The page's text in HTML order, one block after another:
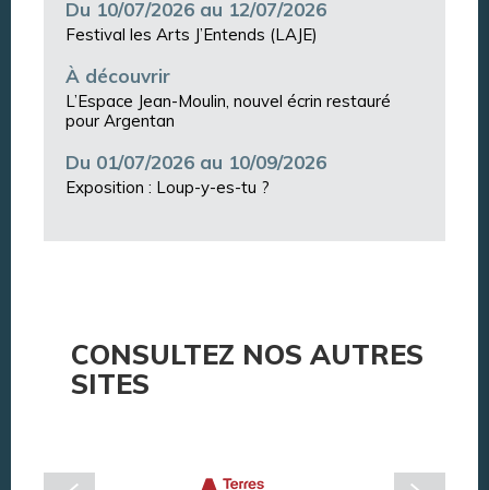
Du 10/07/2026 au 12/07/2026
Festival les Arts J’Entends (LAJE)
À découvrir
L’Espace Jean-Moulin, nouvel écrin restauré
pour Argentan
Du 01/07/2026 au 10/09/2026
Exposition : Loup-y-es-tu ?
CONSULTEZ NOS AUTRES
SITES